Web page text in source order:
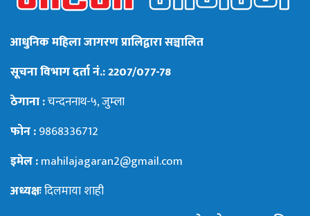
आधुनिक महिला जागरण प्रालिद्वारा सञ्चालित
सूचना विभाग दर्ता नं.: 2207/077-78
ठेगाना :चन्दननाथ-५, जुम्ला
फोन :9868336712
इमेल :mahilajagaran2@gmail.com
अध्यक्षःदिलमाया शाही